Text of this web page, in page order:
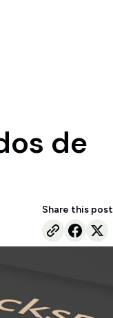
de
Share this post